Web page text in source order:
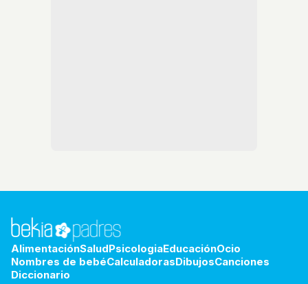
AlimentaciónSaludPsicologiaEducaciónOcio
Nombres de bebéCalculadorasDibujosCanciones
Diccionario